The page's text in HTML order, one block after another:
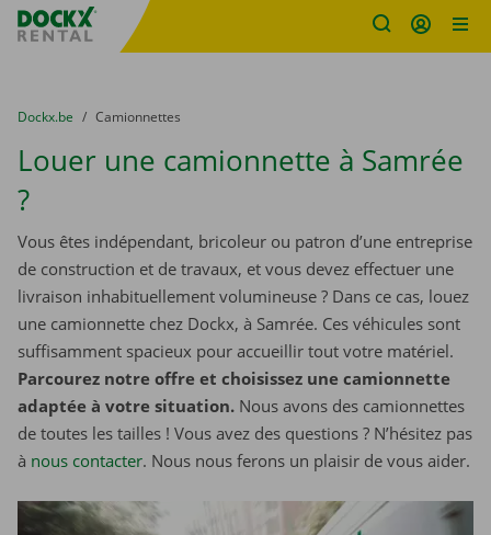
sitename
You are here:
du
Dockx.be to
Camionnettes
Louer une camionnette à Samrée
?
Vous êtes indépendant, bricoleur ou patron d’une entreprise
de construction et de travaux, et vous devez effectuer une
livraison inhabituellement volumineuse ? Dans ce cas, louez
une camionnette chez Dockx, à Samrée. Ces véhicules sont
suffisamment spacieux pour accueillir tout votre matériel.
Parcourez notre offre et choisissez une camionnette
adaptée à votre situation. Nous avons des camionnettes
de toutes les tailles ! Vous avez des questions ? N’hésitez pas
à nous contacter. Nous nous ferons un plaisir de vous aider.